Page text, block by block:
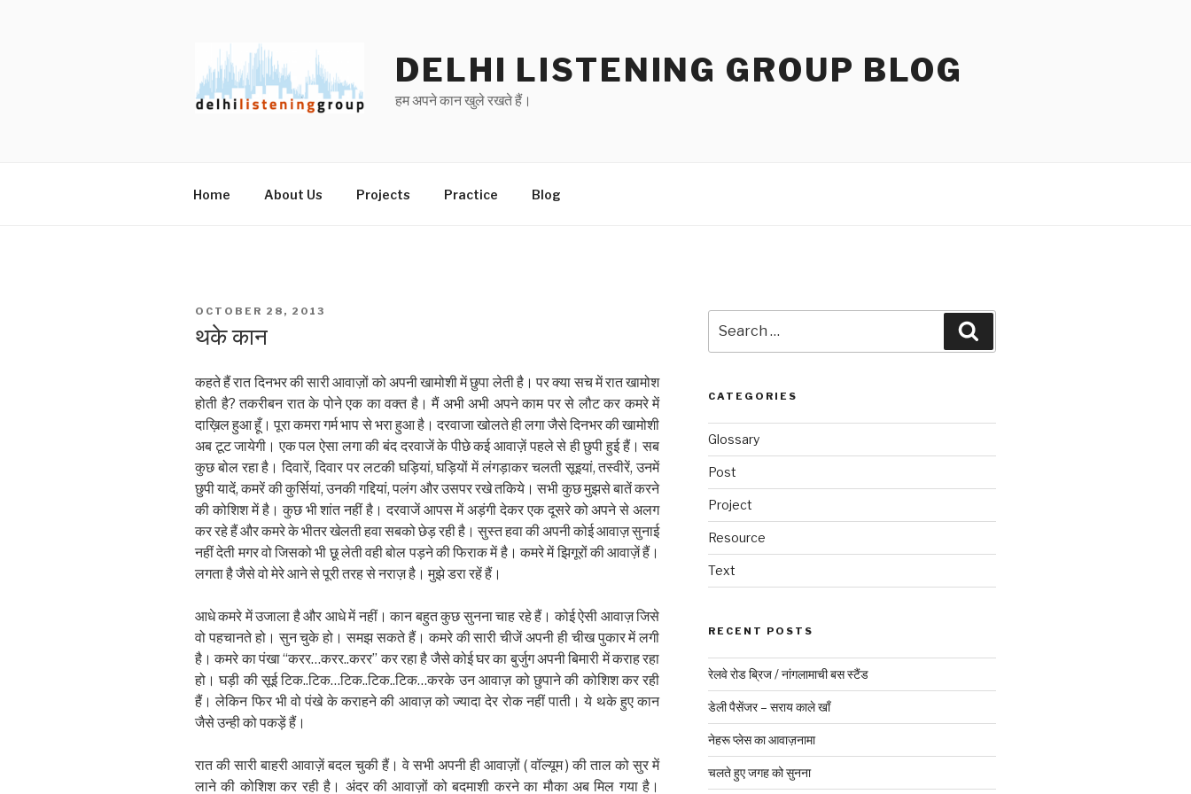
DELHI LISTENING GROUP BLOG
हम अपने कान खुले रखते हैं।
Home About Us Projects Practice Blog
POSTED
ON
OCTOBER 28, 2013
थके कान
कहते हैं रात दिनभर की सारी आवाज़ों को अपनी खामोशी में छुपा लेती है। पर क्या सच में रात खामोश
होती है? तकरीबन रात के पोने एक का वक्त है। मैं अभी अभी अपने काम पर से लौट कर कमरे में
दाख़िल हुआ हूँ। पूरा कमरा गर्म भाप से भरा हुआ है। दरवाजा खोलते ही लगा जैसे दिनभर की खामोशी
अब टूट जायेगी। एक पल ऐसा लगा की बंद दरवाजें के पीछे कई आवाज़ें पहले से ही छुपी हुई हैं। सब
कुछ बोल रहा है। दिवारें, दिवार पर लटकी घड़ियां, घड़ियों में लंगड़ाकर चलती सूइयां, तस्वीरें, उनमें
छुपी यादें, कमरें की कुर्सियां, उनकी गद्दियां, पलंग और उसपर रखे तकिये। सभी कुछ मुझसे बातें करने
की कोशिश में है। कुछ भी शांत नहीं है। दरवाजें आपस में अड़ंगी देकर एक दूसरे को अपने से अलग
कर रहे हैं और कमरे के भीतर खेलती हवा सबको छेड़ रही है। सुस्त हवा की अपनी कोई आवाज़ सुनाई
नहीं देती मगर वो जिसको भी छू लेती वही बोल पड़ने की फिराक में है। कमरे में झिगूरों की आवाज़ें हैं।
लगता है जैसे वो मेरे आने से पूरी तरह से नराज़ है। मुझे डरा रहें हैं।
आधे कमरे में उजाला है और आधे में नहीं। कान बहुत कुछ सुनना चाह रहे हैं। कोई ऐसी आवाज़ जिसे
वो पहचानते हो। सुन चुके हो। समझ सकते हैं। कमरे की सारी चीजें अपनी ही चीख पुकार में लगी
है। कमरे का पंखा “करर…करर..करर” कर रहा है जैसे कोई घर का बुर्जुग अपनी बिमारी में कराह रहा
हो। घड़ी की सूई टिक..टिक…टिक..टिक..टिक…करके उन आवाज़ को छुपाने की कोशिश कर रही
हैं। लेकिन फिर भी वो पंखे के कराहने की आवाज़ को ज्यादा देर रोक नहीं पाती। ये थके हुए कान
जैसे उन्ही को पकड़ें हैं।
रात की सारी बाहरी आवाज़ें बदल चुकी हैं। वे सभी अपनी ही आवाज़ों ( वॉल्यूम ) की ताल को सुर में
लाने की कोशिश कर रही है। अंदर की आवाज़ों को बदमाशी करने का मौका अब मिल गया है।
for:
CATEGORIES
Glossary
Post
Project
Resource
Text
RECENT POSTS
रेलवे रोड ब्रिज / नांगलामाची बस स्टैंड
डेली पैसेंजर – सराय काले खाँ
नेहरू प्लेस का आवाज़नामा
चलते हुए जगह को सुनना